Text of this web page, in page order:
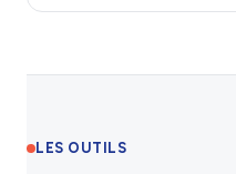
LES OUTILS